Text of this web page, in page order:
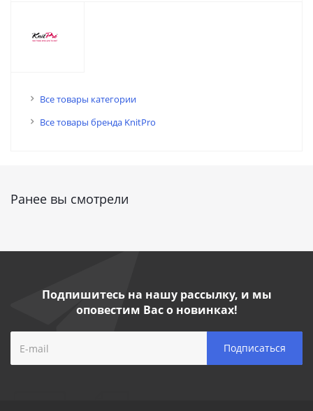
Все товары категории
Все товары бренда KnitPro
Ранее вы смотрели
Подпишитесь на нашу рассылку, и мы
оповестим Вас о новинках!